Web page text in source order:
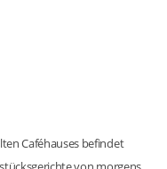
Caféhauses befindet